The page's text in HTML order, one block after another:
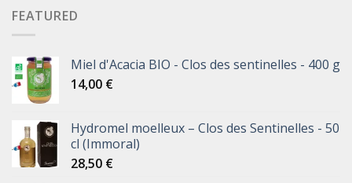
FEATURED
Miel d'Acacia BIO - Clos des sentinelles - 400 g
14,00 €
Hydromel moelleux – Clos des Sentinelles - 50
cl (Immoral)
28,50 €